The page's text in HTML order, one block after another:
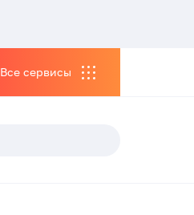
Все сервисы